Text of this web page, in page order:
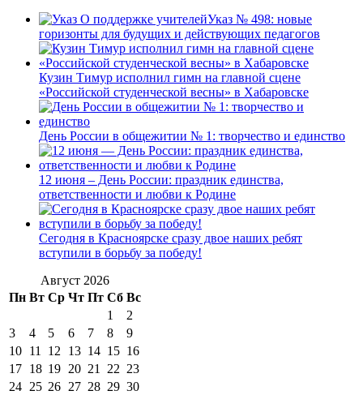
Указ № 498: новые
горизонты для будущих и действующих педагогов
Кузин Тимур исполнил гимн на главной сцене
«Российской студенческой весны» в Хабаровске
День России в общежитии № 1: творчество и единство
12 июня – День России: праздник единства,
ответственности и любви к Родине
Сегодня в Красноярске сразу двое наших ребят
вступили в борьбу за победу!
Август 2026
Пн Вт Ср Чт Пт Сб Вс
1
2
3
4 5 6 7 8
9
10 11 12 13 14 15 16
17 18 19 20 21 22 23
24 25 26 27 28 29 30